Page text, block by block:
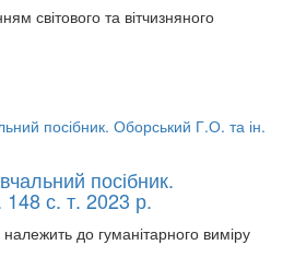
світового та вітчизняного
посібник.
с. т. 2023 р.
до гуманітарного виміру